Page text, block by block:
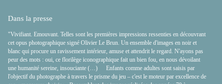
Dans la presse
"Vivifiant. Emouvant. Telles sont les premières impressions ressenties en découvrant
cet opus photographique signé Olivier Le Brun. Un ensemble d'images en noir et
blanc qui procure un ravissement intérieur, amuse et attendrit le regard. N'ayons pas
peur des mots : oui, ce florilège iconographique fait un bien fou, en nous dévoilant
une humanité sereine, insouciante (…) Enfants comme adultes sont saisis par
l'objectif du photographe à travers le prisme du jeu – c'est le moteur par excellence de